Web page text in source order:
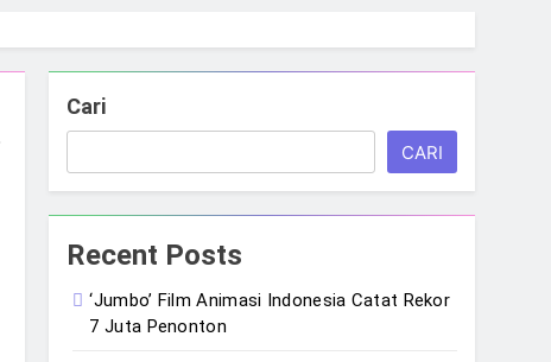
Cari
CARI
Recent Posts
‘Jumbo’ Film Animasi Indonesia Catat Rekor
7 Juta Penonton